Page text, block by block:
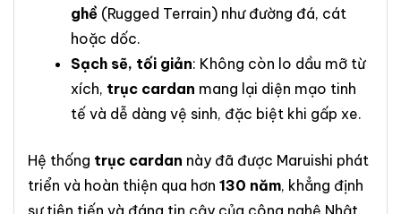
ghề (Rugged Terrain) như đường đá, cát
hoặc dốc.
Sạch sẽ, tối giản: Không còn lo dầu mỡ từ
xích, trục cardan mang lại diện mạo tinh
tế và dễ dàng vệ sinh, đặc biệt khi gấp xe.
Hệ thống trục cardan này đã được Maruishi phát
triển và hoàn thiện qua hơn 130 năm, khẳng định